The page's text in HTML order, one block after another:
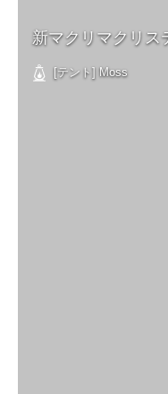
新マクリマクリス
[テント] Moss